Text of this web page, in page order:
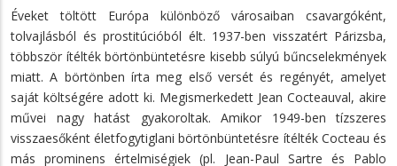
Éveket töltött Európa különböző városaiban csavargóként,
tolvajlásból és prostitúcióból élt. 1937-ben visszatért Párizsba,
többször ítélték börtönbüntetésre kisebb súlyú bűncselekmények
miatt. A börtönben írta meg első versét és regényét, amelyet
saját költségére adott ki. Megismerkedett Jean Cocteauval, akire
művei nagy hatást gyakoroltak. Amikor 1949-ben tízszeres
visszaesőként életfogytiglani börtönbüntetésre ítélték Cocteau és
más prominens értelmiségiek (pl. Jean-Paul Sartre és Pablo